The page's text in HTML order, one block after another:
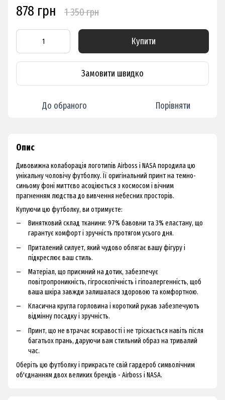
878 грн 1 350 грн
Купити
Замовити швидко
До обраного Порівняти
Опис
Дивовижна колаборація логотипів Airboss і NASA породила цю
унікальну чоловічу футболку. Її оригінальний принт на темно-
синьому фоні миттєво асоціюється з космосом і вічним
прагненням людства до вивчення небесних просторів.
Купуючи цю футболку, ви отримуєте:
Винятковий склад тканини: 97% бавовни та 3% еластану, що
гарантує комфорт і зручність протягом усього дня.
Приталений силует, який чудово облягає вашу фігуру і
підкреслює ваш стиль.
Матеріал, що приємний на дотик, забезпечує
повітропроникність, гігроскопічність і гіпоалергенність, щоб
ваша шкіра завжди залишалася здоровою та комфортною.
Класична кругла горловина і короткий рукав забезпечують
відмінну посадку і зручність.
Принт, що не втрачає яскравості і не тріскається навіть після
багатьох прань, даруючи вам стильний образ на тривалий
час.
Оберіть цю футболку і прикрасьте свій гардероб символічним
об'єднанням двох великих брендів - Airboss і NASA.